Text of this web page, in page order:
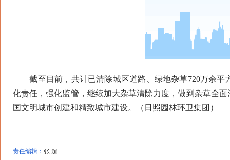
截至目前，共计已清除城区道路、绿地杂草720万余平
化责任，强化监管，继续加大杂草清除力度，做到杂草全
国文明城市创建和精致城市建设。（日照园林环卫集团）
责任编辑： 张 超